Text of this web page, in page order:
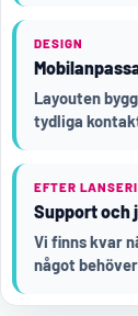
DESIGN
Layouten
tydliga
EFTER
Support och
Vi finns kvar
något